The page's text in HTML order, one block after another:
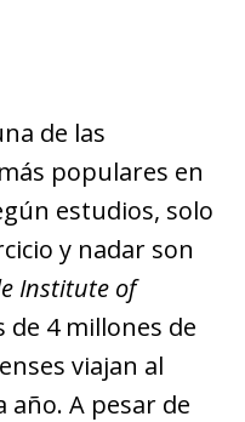
de las
populares en
estudios, solo
y nadar son
Institute of
de 4 millones de
viajan al
año. A pesar de